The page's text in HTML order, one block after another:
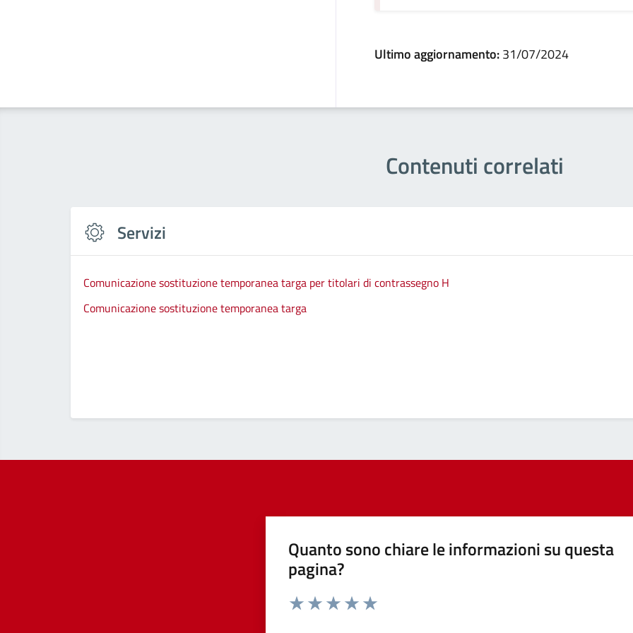
Ultimo aggiornamento:31/07/2024
Contenuti correlati
Servizi
Comunicazione sostituzione temporanea targa per titolari di contrassegno H
Comunicazione sostituzione temporanea targa
Quanto sono chiare le informazioni su questa
pagina?